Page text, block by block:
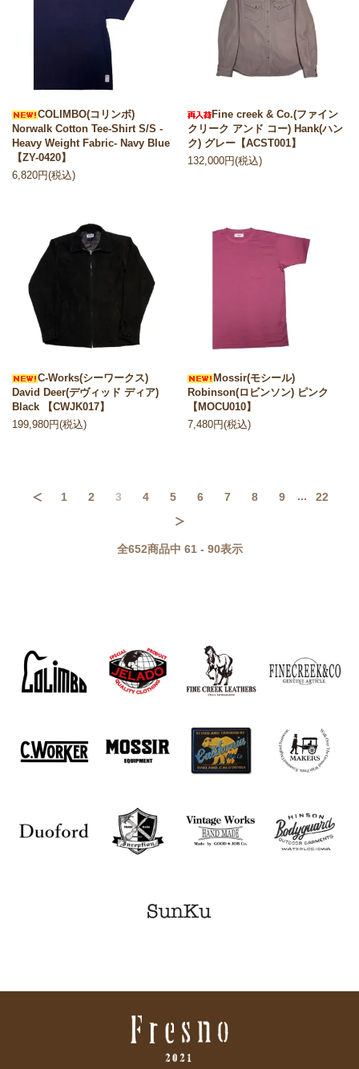
COLIMBO(コリンボ)
Norwalk Cotton Tee-Shirt S/S -
Heavy Weight Fabric- Navy Blue
【ZY-0420】
6,820円(税込)
Fine creek & Co.(ファイン
クリーク アンド コー) Hank(ハン
ク) グレー【ACST001】
132,000円(税込)
C-Works(シーワークス)
David Deer(デヴィッド ディア)
Black 【CWJK017】
199,980円(税込)
Mossir(モシール)
Robinson(ロビンソン) ピンク
【MOCU010】
7,480円(税込)
1 2 3 4 5 6 7 8 9 ... 22
次へ
全652商品中 61 - 90表示